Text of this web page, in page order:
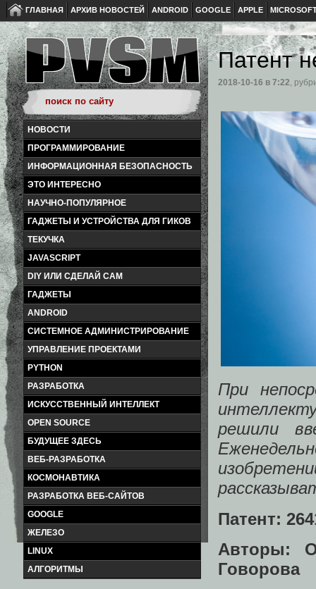
ГЛАВНАЯ АРХИВ НОВОСТЕЙ ANDROID GOOGLE APPLE
НОВОСТИ
ПРОГРАММИРОВАНИЕ
ИНФОРМАЦИОННАЯ БЕЗОПАСНОСТЬ
ЭТО ИНТЕРЕСНО
НАУЧНО-ПОПУЛЯРНОЕ
ГАДЖЕТЫ И УСТРОЙСТВА ДЛЯ ГИКОВ
ТЕКУЧКА
JAVASCRIPT
DIY ИЛИ СДЕЛАЙ САМ
ГАДЖЕТЫ
ANDROID
СИСТЕМНОЕ АДМИНИСТРИРОВАНИЕ
УПРАВЛЕНИЕ ПРОЕКТАМИ
PYTHON
РАЗРАБОТКА
ИСКУССТВЕННЫЙ ИНТЕЛЛЕКТ
OPEN SOURCE
БУДУЩЕЕ ЗДЕСЬ
ВЕБ-РАЗРАБОТКА
КОСМОНАВТИКА
РАЗРАБОТКА ВЕБ-САЙТОВ
GOOGLE
ЖЕЛЕЗО
LINUX
АЛГОРИТМЫ
Патент
2018-10-16 в 7:22,
При
решили
Патент:
Авторы:
Говорова